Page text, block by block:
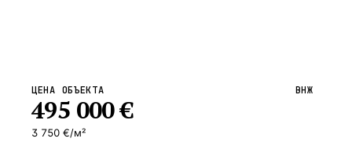
ЦЕНА ОБЪЕКТА
495 000€
3 750 €/м²
ВНЖ